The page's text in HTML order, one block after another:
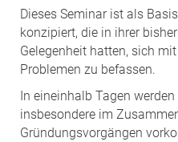
Dieses Seminar ist als
konzipiert, die in ihrer
Gelegenheit hatten, sich
Problemen zu befassen.
In eineinhalb Tagen
insbesondere im
Gründungsvorgängen